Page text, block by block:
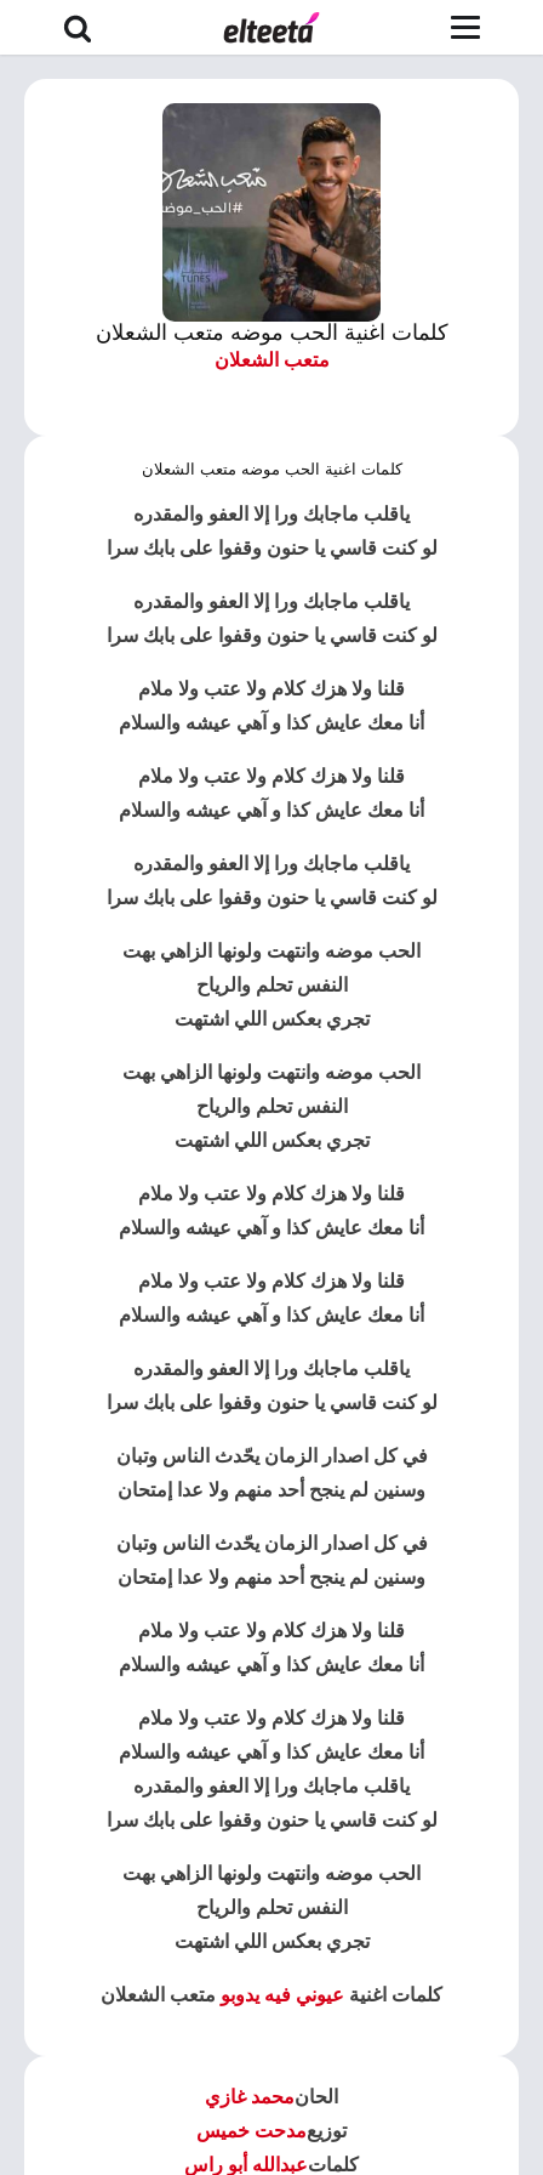
كلمات اغنية الحب موضه متعب الشعلان
متعب الشعلان
كلمات اغنية الحب موضه متعب الشعلان
ياقلب ماجابك ورا إلا العفو والمقدره
لو كنت قاسي يا حنون وقفوا على بابك سرا
ياقلب ماجابك ورا إلا العفو والمقدره
لو كنت قاسي يا حنون وقفوا على بابك سرا
قلنا ولا هزك كلام ولا عتب ولا ملام
أنا معك عايش كذا و آهي عيشه والسلام
قلنا ولا هزك كلام ولا عتب ولا ملام
أنا معك عايش كذا و آهي عيشه والسلام
ياقلب ماجابك ورا إلا العفو والمقدره
لو كنت قاسي يا حنون وقفوا على بابك سرا
الحب موضه وانتهت ولونها الزاهي بهت
النفس تحلم والرياح
تجري بعكس اللي اشتهت
الحب موضه وانتهت ولونها الزاهي بهت
النفس تحلم والرياح
تجري بعكس اللي اشتهت
قلنا ولا هزك كلام ولا عتب ولا ملام
أنا معك عايش كذا و آهي عيشه والسلام
قلنا ولا هزك كلام ولا عتب ولا ملام
أنا معك عايش كذا و آهي عيشه والسلام
ياقلب ماجابك ورا إلا العفو والمقدره
لو كنت قاسي يا حنون وقفوا على بابك سرا
في كل اصدار الزمان يحّدث الناس وتبان
وسنين لم ينجح أحد منهم ولا عدا إمتحان
في كل اصدار الزمان يحّدث الناس وتبان
وسنين لم ينجح أحد منهم ولا عدا إمتحان
قلنا ولا هزك كلام ولا عتب ولا ملام
أنا معك عايش كذا و آهي عيشه والسلام
قلنا ولا هزك كلام ولا عتب ولا ملام
أنا معك عايش كذا و آهي عيشه والسلام
ياقلب ماجابك ورا إلا العفو والمقدره
لو كنت قاسي يا حنون وقفوا على بابك سرا
الحب موضه وانتهت ولونها الزاهي بهت
النفس تحلم والرياح
تجري بعكس اللي اشتهت
كلمات اغنية عيوني فيه يدوبو متعب الشعلان
الحانمحمد غازي
توزيعمدحت خميس
كلماتعبدالله أبو راس